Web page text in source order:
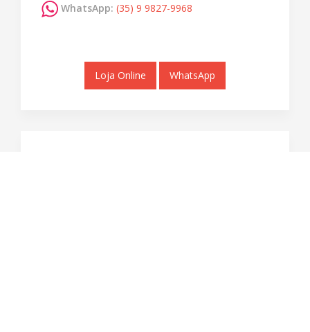
WhatsApp: (35) 9 9827-9968
Loja Online WhatsApp